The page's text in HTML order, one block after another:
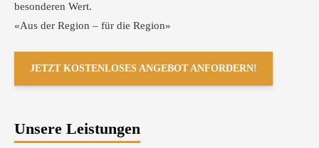
besonderen Wert.
«Aus der Region – für die Region»
JETZT KOSTENLOSES ANGEBOT ANFORDERN!
Unsere Leistungen